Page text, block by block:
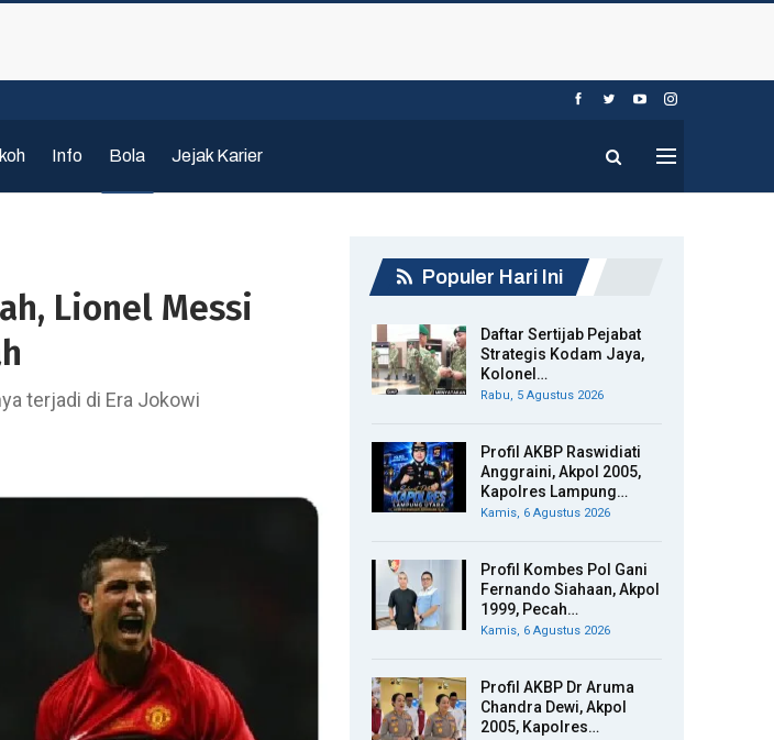
Info Bola Jejak Karier
Lionel Messi
terjadi di Era Jokowi
Populer Hari Ini
Daftar Sertijab Pejabat
Strategis Kodam Jaya,
Kolonel…
Rabu, 5 Agustus 2026
Profil AKBP Raswidiati
Anggraini, Akpol 2005,
Kapolres Lampung…
Kamis, 6 Agustus 2026
Profil Kombes Pol Gani
Fernando Siahaan, Akpol
1999, Pecah…
Kamis, 6 Agustus 2026
Profil AKBP Dr Aruma
Chandra Dewi, Akpol
2005, Kapolres…